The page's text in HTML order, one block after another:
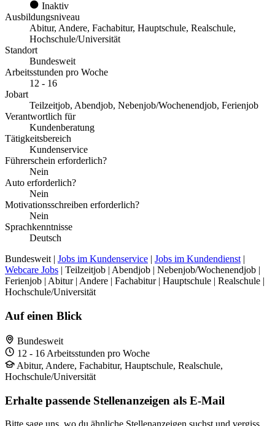
Inaktiv
Ausbildungsniveau
Abitur, Andere, Fachabitur, Hauptschule, Realschule,
Hochschule/Universität
Standort
Bundesweit
Arbeitsstunden pro Woche
12 - 16
Jobart
Teilzeitjob, Abendjob, Nebenjob/Wochenendjob, Ferienjob
Verantwortlich für
Kundenberatung
Tätigkeitsbereich
Kundenservice
Führerschein erforderlich?
Nein
Auto erforderlich?
Nein
Motivationsschreiben erforderlich?
Nein
Sprachkenntnisse
Deutsch
Bundesweit | Jobs im Kundenservice | Jobs im Kundendienst |
Webcare Jobs | Teilzeitjob | Abendjob | Nebenjob/Wochenendjob |
Ferienjob | Abitur | Andere | Fachabitur | Hauptschule | Realschule |
Hochschule/Universität
Auf einen Blick
Bundesweit
12 - 16 Arbeitsstunden pro Woche
Abitur, Andere, Fachabitur, Hauptschule, Realschule,
Hochschule/Universität
Erhalte passende Stellenanzeigen als E-Mail